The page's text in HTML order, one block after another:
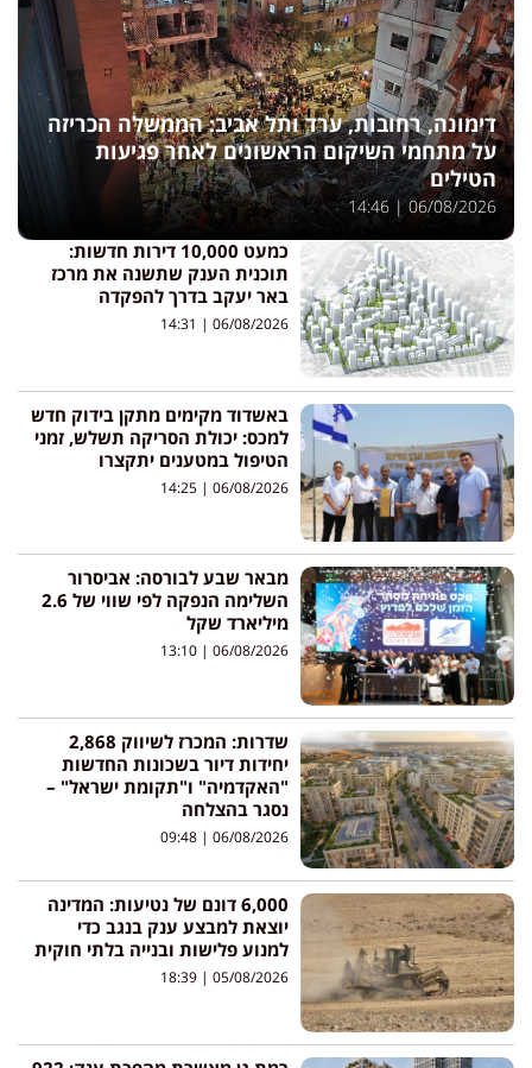
דימונה, רחובות, ערד ותל אביב: הממשלה הכריזה
על מתחמי השיקום הראשונים לאחר פגיעות
הטילים
06/08/2026
כמעט 10,000 דירות חדשות:
תוכנית הענק שתשנה את מרכז
באר יעקב בדרך להפקדה
06/08/2026
באשדוד מקימים מתקן בידוק חדש
למכס: יכולת הסריקה תשלש, זמני
הטיפול במטענים יתקצרו
06/08/2026
מבאר שבע לבורסה: אביסרור
השלימה הנפקה לפי שווי של 2.6
מיליארד שקל
06/08/2026
שדרות: המכרז לשיווק 2,868
יחידות דיור בשכונות החדשות
"האקדמיה" ו"תקומת ישראל" –
נסגר בהצלחה
06/08/2026
6,000 דונם של נטיעות: המדינה
יוצאת למבצע ענק בנגב כדי
למנוע פלישות ובנייה בלתי חוקית
05/08/2026